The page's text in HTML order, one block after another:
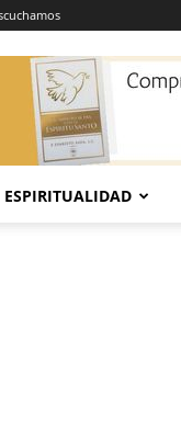
ESPIRITUALIDAD